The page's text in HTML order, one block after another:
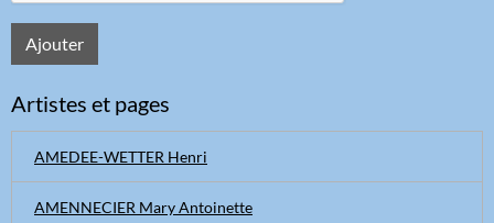
Ajouter
Artistes et pages
AMEDEE-WETTER Henri
AMENNECIER Mary Antoinette